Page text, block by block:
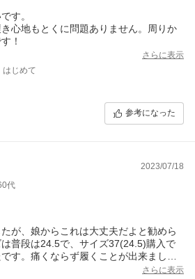
す。
心地もとくに問題ありません。周りか
！
さらに表示
はじめて
参考になった
2023/07/18
代
が、娘からこれは大丈夫だよと勧めら
普段は24.5で、サイズ37(24.5)購入で
す。痛くならず履くことが出来まし
さらに表示